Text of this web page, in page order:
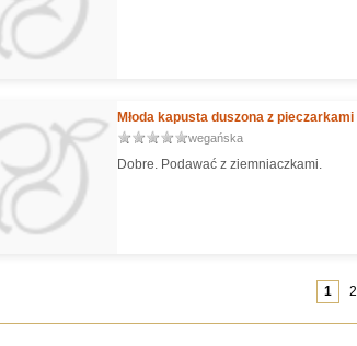
Młoda kapusta duszona z pieczarkami
wegańska
Dobre. Podawać z ziemniaczkami.
1 2